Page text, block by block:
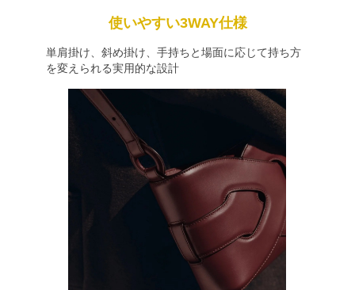
使いやすい3WAY仕様
単肩掛け、斜め掛け、手持ちと場面に応じて持ち方
を変えられる実用的な設計